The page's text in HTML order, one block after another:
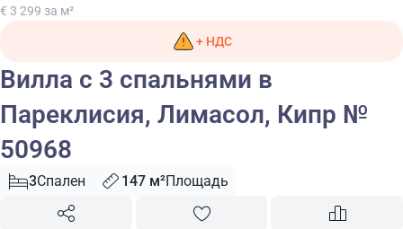
€ 3 299 за м²
+ НДС
Вилла с 3 спальнями в
Пареклисия, Лимасол, Кипр №
50968
3Спален 147 м²Площадь